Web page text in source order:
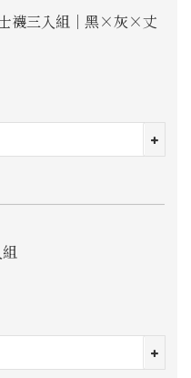
襪三入組｜黑×灰×丈